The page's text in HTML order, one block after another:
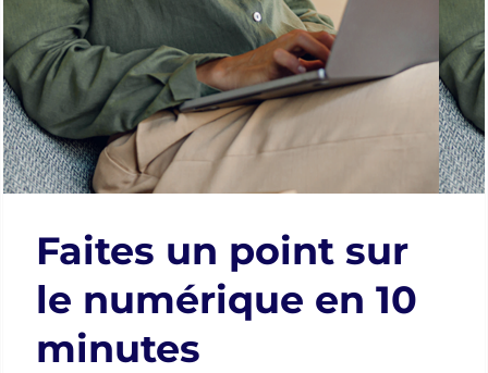
vente
Créer des
messages,
emails et
argumentaires
percutants
quelques
secondes.
Démonstrations
concrets:
Faites un point sur
le numérique en 10
minutes